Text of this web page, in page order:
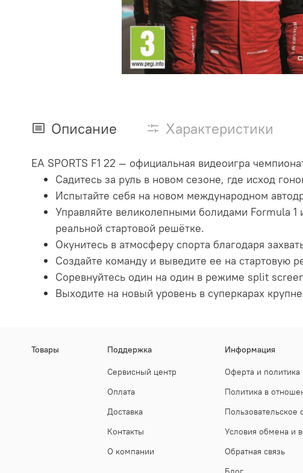
Описание Характеристики
EA SPORTS F1 22 — официальная видеоигра
Садитесь за руль в новом сезоне, где исход
Испытайте себя на новом международном
Управляйте великолепными болидами Formula
реальной стартовой решётке.
Окунитесь в атмосферу спорта благодаря
Создайте команду и выведите ее на стартовую
Соревнуйтесь один на один в режиме split
Выходите на новый уровень в суперкарах
Товары Поддержка
Сервисный центр
Оплата
Доставка
Контакты
О компании
Информация
Оферта и
Политика в
Пользовательское
Условия обмена и
Обратная связь